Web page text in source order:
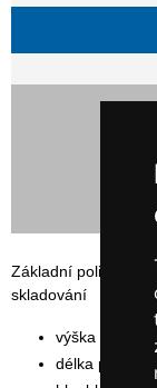
Základní policový,
skladování
výška rámu:
délka polic: